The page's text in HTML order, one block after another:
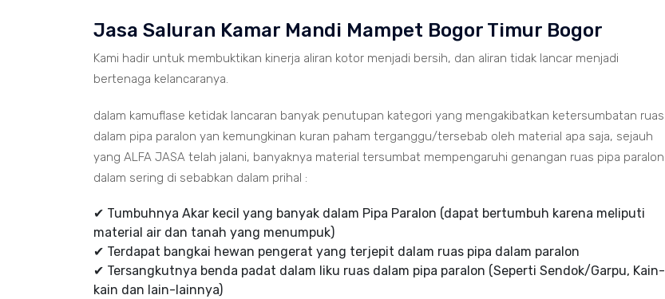
Jasa Saluran Kamar Mandi Mampet Bogor Timur Bogor
Kami hadir untuk membuktikan kinerja aliran kotor menjadi bersih, dan aliran tidak lancar menjadi
bertenaga kelancaranya.
dalam kamuflase ketidak lancaran banyak penutupan kategori yang mengakibatkan ketersumbatan ruas
dalam pipa paralon yan kemungkinan kuran paham terganggu/tersebab oleh material apa saja, sejauh
yang ALFA JASA telah jalani, banyaknya material tersumbat mempengaruhi genangan ruas pipa paralon
dalam sering di sebabkan dalam prihal :
✔ Tumbuhnya Akar kecil yang banyak dalam Pipa Paralon (dapat bertumbuh karena meliputi
material air dan tanah yang menumpuk)
✔ Terdapat bangkai hewan pengerat yang terjepit dalam ruas pipa dalam paralon
✔ Tersangkutnya benda padat dalam liku ruas dalam pipa paralon (Seperti Sendok/Garpu, Kain-
kain dan lain-lainnya)